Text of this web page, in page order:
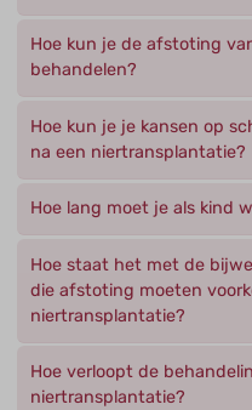
Hoe kun je de afstoting
behandelen?
Hoe kun je je kansen op
na een niertransplantatie?
Hoe lang moet je als kind
Hoe staat het met de
die afstoting moeten
niertransplantatie?
Hoe verloopt de
niertransplantatie?